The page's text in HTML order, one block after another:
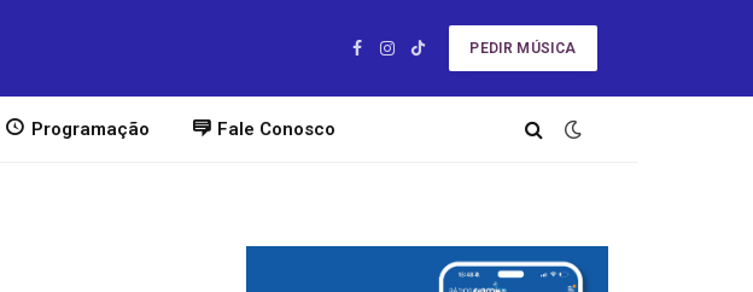
Facebook
Instagram
TikTok
PEDIR MÚSICA
Programação Fale Conosco